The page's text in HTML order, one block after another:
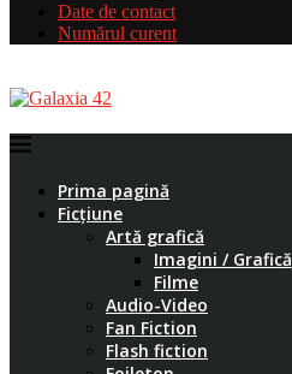
Date de contact
Numărul curent
Prima pagină
Ficțiune
Artă grafică
Imagini / Grafică
Filme
Audio-Video
Fan Fiction
Flash fiction